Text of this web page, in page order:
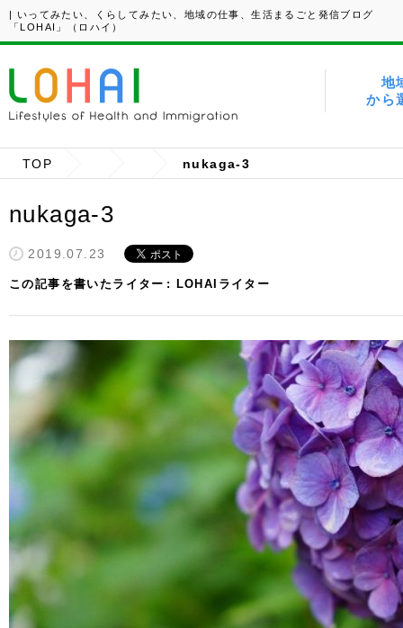
| いってみたい、くらしてみたい、地域の仕事、生活まるごと発信ブログ
「LOHAI」（ロハイ）
地
から
TOP nukaga-3
nukaga-3
2019.07.23
この記事を書いたライター LOHAIライター